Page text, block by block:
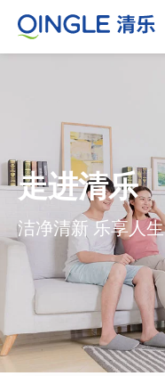
走进清乐
洁净清新 乐享人生